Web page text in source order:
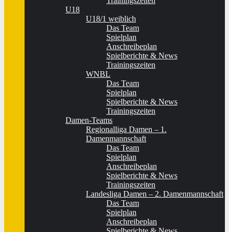
U18
U18/1 weiblich
Das Team
Spielplan
Anschreibeplan
Spielberichte & News
Trainingszeiten
WNBL
Das Team
Spielplan
Spielberichte & News
Trainingszeiten
Damen-Teams
Regionalliga Damen – 1.
Damenmannschaft
Das Team
Spielplan
Anschreibeplan
Spielberichte & News
Trainingszeiten
Landesliga Damen – 2. Damenmannschaft
Das Team
Spielplan
Anschreibeplan